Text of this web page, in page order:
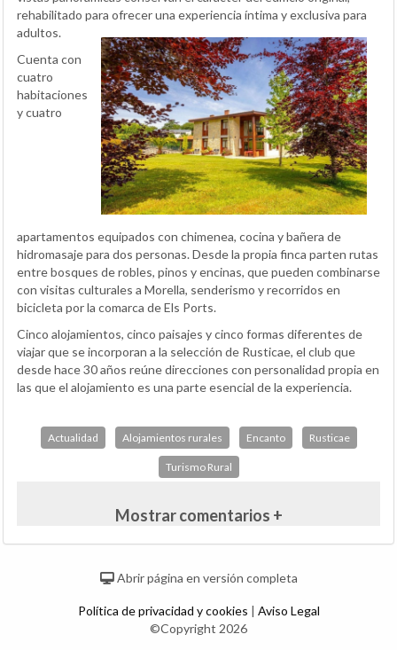
rehabilitado para ofrecer una experiencia íntima y exclusiva para
adultos.
Cuenta con
cuatro
habitaciones
y cuatro
apartamentos equipados con chimenea, cocina y bañera de
hidromasaje para dos personas. Desde la propia finca parten rutas
entre bosques de robles, pinos y encinas, que pueden combinarse
con visitas culturales a Morella, senderismo y recorridos en
bicicleta por la comarca de Els Ports.
Cinco alojamientos, cinco paisajes y cinco formas diferentes de
viajar que se incorporan a la selección de Rusticae, el club que
desde hace 30 años reúne direcciones con personalidad propia en
las que el alojamiento es una parte esencial de la experiencia.
Actualidad Alojamientos rurales Encanto Rusticae
Turismo Rural
Mostrar comentarios +
Abrir página en versión completa
Política de privacidad y cookies | Aviso Legal
©Copyright 2026